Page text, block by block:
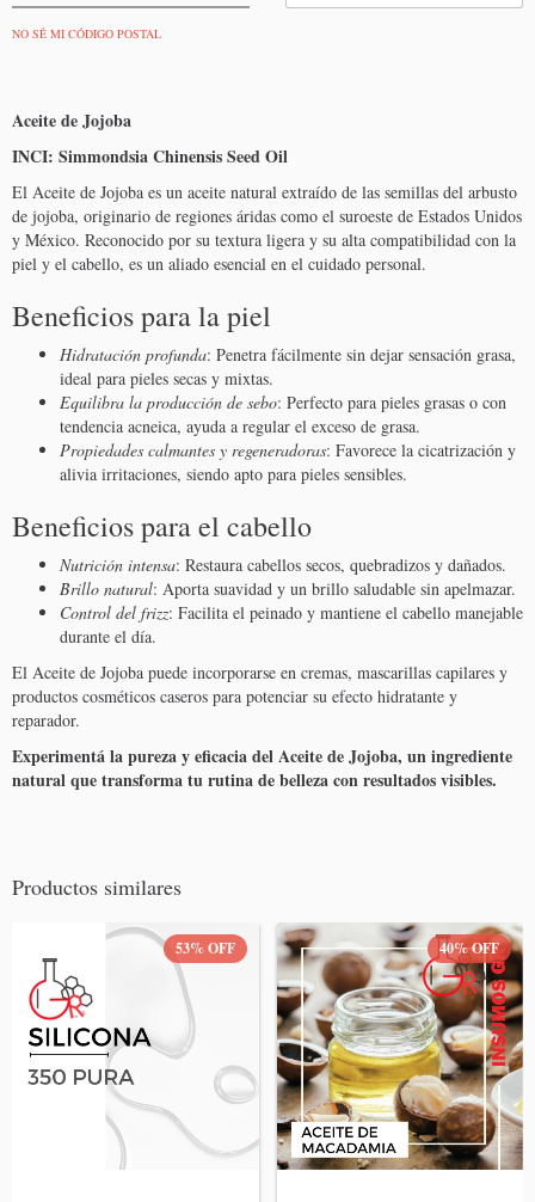
NO SÉ MI CÓDIGO POSTAL
Aceite de Jojoba
INCI: Simmondsia Chinensis Seed Oil
El Aceite de Jojoba es un aceite natural extraído de las semillas del arbusto
de jojoba, originario de regiones áridas como el suroeste de Estados Unidos
y México. Reconocido por su textura ligera y su alta compatibilidad con la
piel y el cabello, es un aliado esencial en el cuidado personal.
Beneficios para la piel
Hidratación profunda: Penetra fácilmente sin dejar sensación grasa,
ideal para pieles secas y mixtas.
Equilibra la producción de sebo: Perfecto para pieles grasas o con
tendencia acneica, ayuda a regular el exceso de grasa.
Propiedades calmantes y regeneradoras: Favorece la cicatrización y
alivia irritaciones, siendo apto para pieles sensibles.
Beneficios para el cabello
Nutrición intensa: Restaura cabellos secos, quebradizos y dañados.
Brillo natural: Aporta suavidad y un brillo saludable sin apelmazar.
Control del frizz: Facilita el peinado y mantiene el cabello manejable
durante el día.
El Aceite de Jojoba puede incorporarse en cremas, mascarillas capilares y
productos cosméticos caseros para potenciar su efecto hidratante y
reparador.
Experimentá la pureza y eficacia del Aceite de Jojoba, un ingrediente
natural que transforma tu rutina de belleza con resultados visibles.
Productos similares
53%OFF 40%OFF